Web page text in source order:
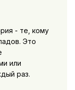
- те, кому
Это
или
раз.